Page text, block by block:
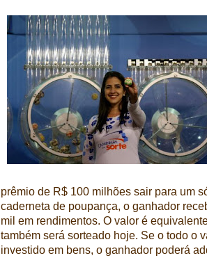
prêmio de R$ 100 milhões sair para um
caderneta de poupança, o ganhador
mil em rendimentos. O valor é
também será sorteado hoje. Se o todo o
investido em bens, o ganhador poderá